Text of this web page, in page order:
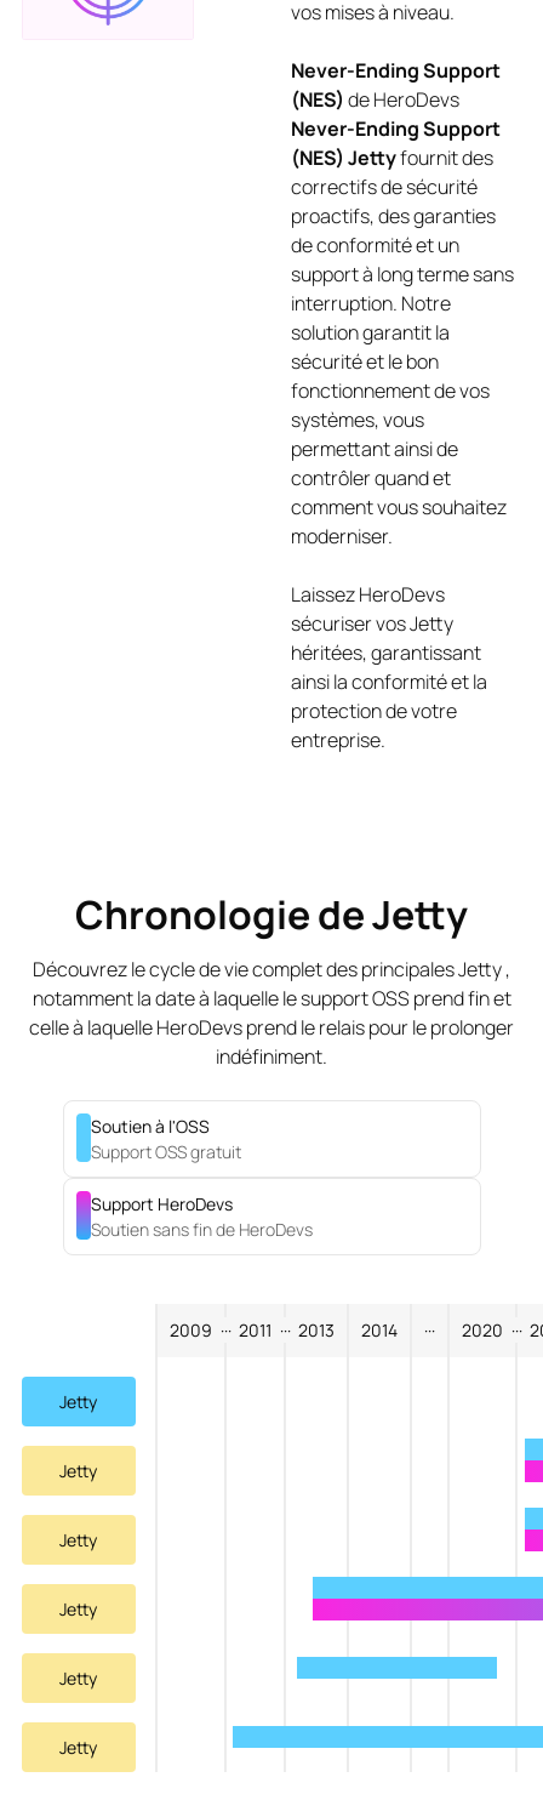
vos mises à niveau.
Never-Ending Support
(NES)de HeroDevs
Never-Ending Support
(NES) Jettyfournit des
correctifs de sécurité
proactifs, des garanties
de conformité et un
support à long terme sans
interruption. Notre
solution garantit la
sécurité et le bon
fonctionnement de vos
systèmes, vous
permettant ainsi de
contrôler quand et
comment vous souhaitez
moderniser.
Laissez HeroDevs
sécuriser vos Jetty
héritées, garantissant
ainsi la conformité et la
protection de votre
entreprise.
Chronologie de Jetty
Découvrez le cycle de vie complet des principales Jetty ,
notamment la date à laquelle le support OSS prend fin et
celle à laquelle HeroDevs prend le relais pour le prolonger
indéfiniment.
Soutien à l'OSS
Support OSS gratuit
Support HeroDevs
Soutien sans fin de HeroDevs
2009 ··· 2011 ··· 2013 2014 ··· 2020 ···
Jetty
Jetty
Jetty
Jetty
Jetty
Jetty